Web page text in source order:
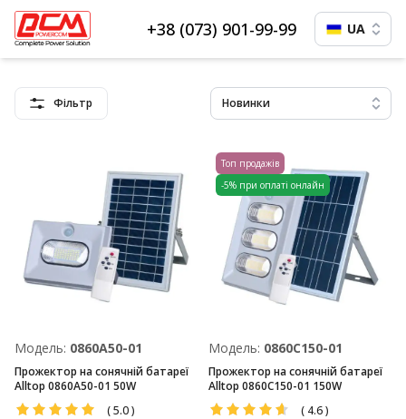
+38 (073) 901-99-99 UA
Фільтр Новинки
Модель: 0860A50-01
Прожектор на сонячній батареї
Alltop 0860A50-01 50W
(5.0)
Топ продажів
-5% при оплаті онлайн
Модель: 0860C150-01
Прожектор на сонячній батареї
Alltop 0860C150-01 150W
( 4.6)